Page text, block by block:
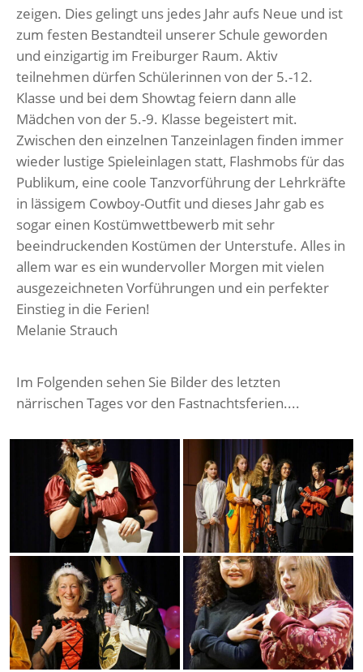
zeigen. Dies gelingt uns jedes Jahr aufs Neue und ist
zum festen Bestandteil unserer Schule geworden
und einzigartig im Freiburger Raum. Aktiv
teilnehmen dürfen Schülerinnen von der 5.-12.
Klasse und bei dem Showtag feiern dann alle
Mädchen von der 5.-9. Klasse begeistert mit.
Zwischen den einzelnen Tanzeinlagen finden immer
wieder lustige Spieleinlagen statt, Flashmobs für das
Publikum, eine coole Tanzvorführung der Lehrkräfte
in lässigem Cowboy-Outfit und dieses Jahr gab es
sogar einen Kostümwettbewerb mit sehr
beeindruckenden Kostümen der Unterstufe. Alles in
allem war es ein wundervoller Morgen mit vielen
ausgezeichneten Vorführungen und ein perfekter
Einstieg in die Ferien!
Melanie Strauch
Im Folgenden sehen Sie Bilder des letzten
närrischen Tages vor den Fastnachtsferien....